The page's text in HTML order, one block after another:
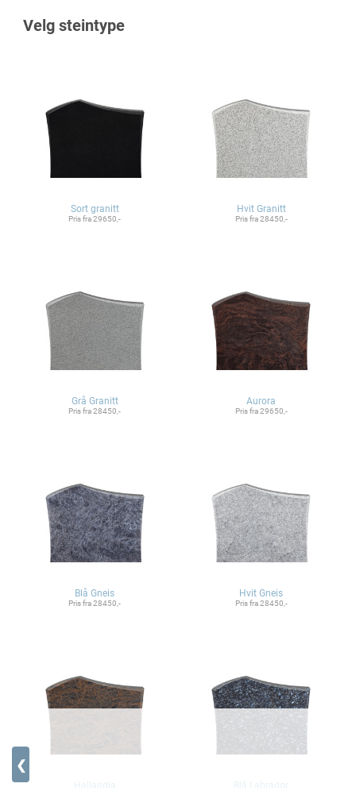
Velg steintype
Sort granitt
Pris fra 29650,-
Hvit Granitt
Pris fra 28450,-
Grå Granitt
Pris fra 28450,-
Aurora
Pris fra 29650,-
Blå Gneis
Pris fra 28450,-
Hvit Gneis
Pris fra 28450,-
❮